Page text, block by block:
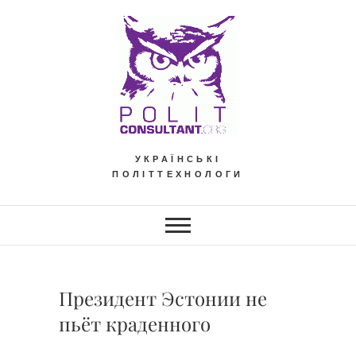
УКРАЇНСЬКІ
ПОЛІТТЕХНОЛОГИ
Президент Эстонии не
пьёт краденного